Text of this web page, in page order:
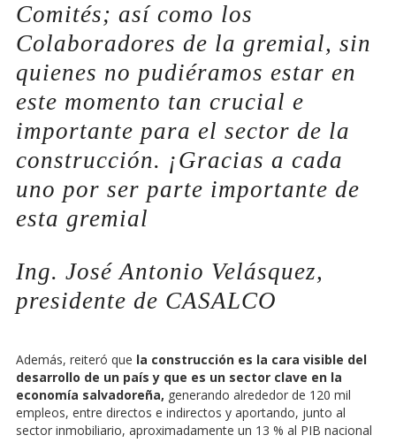
Comités; así como los
Colaboradores de la gremial, sin
quienes no pudiéramos estar en
este momento tan crucial e
importante para el sector de la
construcción. ¡Gracias a cada
uno por ser parte importante de
esta gremial
Ing. José Antonio Velásquez,
presidente de CASALCO
Además, reiteró que la construcción es la cara visible del
desarrollo de un país y que es un sector clave en la
economía salvadoreña, generando alrededor de 120 mil
empleos, entre directos e indirectos y aportando, junto al
sector inmobiliario, aproximadamente un 13 % al PIB nacional